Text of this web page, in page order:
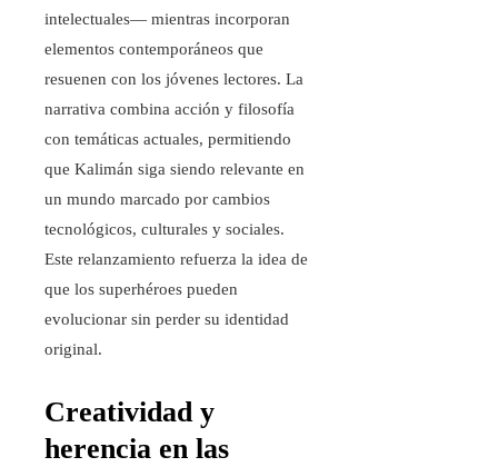
intelectuales— mientras incorporan
elementos contemporáneos que
resuenen con los jóvenes lectores. La
narrativa combina acción y filosofía
con temáticas actuales, permitiendo
que Kalimán siga siendo relevante en
un mundo marcado por cambios
tecnológicos, culturales y sociales.
Este relanzamiento refuerza la idea de
que los superhéroes pueden
evolucionar sin perder su identidad
original.
Creatividad y
herencia en las